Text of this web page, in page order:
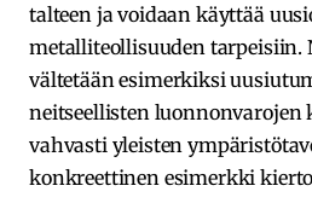
talteen ja voidaan käyttää
metalliteollisuuden tarpeisiin.
vältetään esimerkiksi
neitseellisten luonnonvarojen
vahvasti yleisten
konkreettinen esimerkki